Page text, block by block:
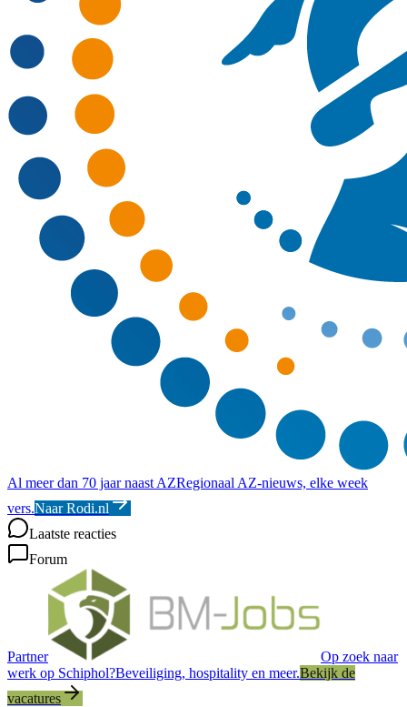
Al meer dan 70 jaar naast AZRegionaal AZ-nieuws, elke week
vers.Naar Rodi.nl
Laatste reacties
Forum
Partner
Op zoek naar
werk op Schiphol?Beveiliging, hospitality en meer.Bekijk de
vacatures